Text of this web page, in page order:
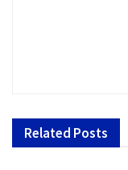
Related Posts
SEO